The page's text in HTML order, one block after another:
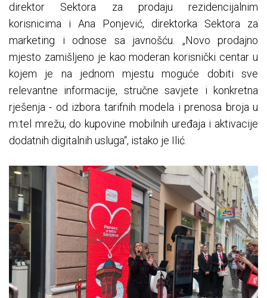
direktor Sektora za prodaju rezidencijalnim
korisnicima i Ana Ponjević, direktorka Sektora za
marketing i odnose sa javnošću. „Novo prodajno
mjesto zamišljeno je kao moderan korisnički centar u
kojem je na jednom mjestu moguće dobiti sve
relevantne informacije, stručne savjete i konkretna
rješenja - od izbora tarifnih modela i prenosa broja u
m:tel mrežu, do kupovine mobilnih uređaja i aktivacije
dodatnih digitalnih usluga“, istako je Ilić.